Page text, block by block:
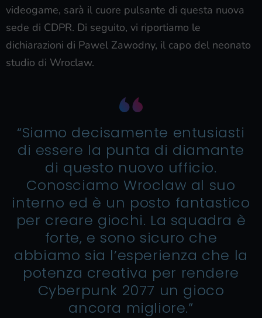
videogame, sarà il cuore pulsante di questa nuova
sede di CDPR. Di seguito, vi riportiamo le
dichiarazioni di Pawel Zawodny, il capo del neonato
studio di Wroclaw.
“Siamo decisamente entusiasti
di essere la punta di diamante
di questo nuovo ufficio.
Conosciamo Wroclaw al suo
interno ed è un posto fantastico
per creare giochi. La squadra è
forte, e sono sicuro che
abbiamo sia l’esperienza che la
potenza creativa per rendere
Cyberpunk 2077 un gioco
ancora migliore.”